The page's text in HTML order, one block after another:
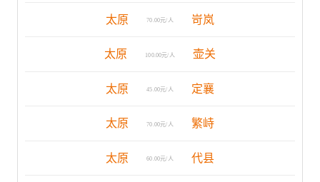
太原 70.00元/人 岢岚
太原 100.00元/人 壶关
太原 45.00元/人 定襄
太原 70.00元/人 繁峙
太原 60.00元/人 代县